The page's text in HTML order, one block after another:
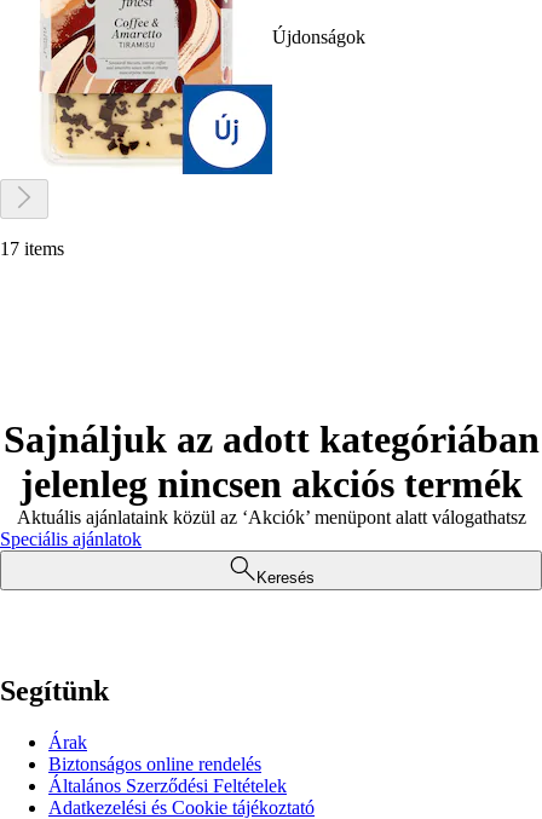
Újdonságok
17 items
Sajnáljuk az adott kategóriában
jelenleg nincsen akciós termék
Aktuális ajánlataink közül az ‘Akciók’ menüpont alatt válogathatsz
Speciális ajánlatok
Keresés
Segítünk
Árak
Biztonságos online rendelés
Általános Szerződési Feltételek
Adatkezelési és Cookie tájékoztató